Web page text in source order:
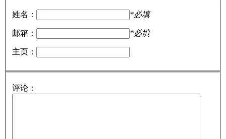
姓名： *必填
邮箱： *必填
主页：
评论：